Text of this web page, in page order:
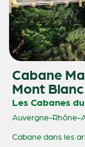
Cabane
Mont Blanc
Les Cabanes
Auvergne-Rhône-
Cabane dans les